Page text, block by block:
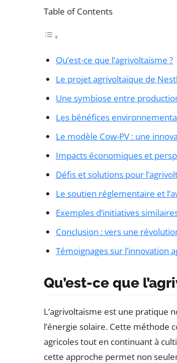
Table of Contents
Qu’est-ce que l’agrivoltaïsme ?
Le projet agrivoltaïque de
Une symbiose entre
Les bénéfices
Le modèle Cow-PV : une
Impacts économiques et
Défis et solutions pour
Le soutien réglementaire et
Exemples d’initiatives
Conclusion : vers une
Témoignages sur l’innovation
Qu’est-ce que
L’agrivoltaïsme est une pratique
l’énergie solaire. Cette méthode
agricoles tout en continuant à
cette approche permet non